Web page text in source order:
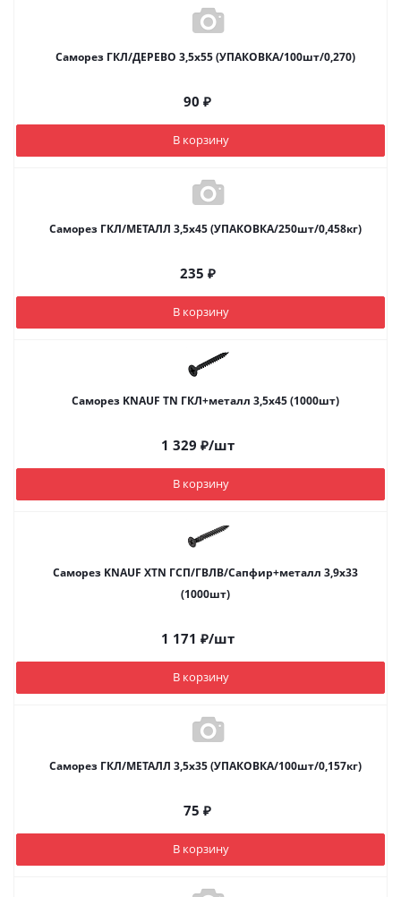
Саморез ГКЛ/ДЕРЕВО 3,5х55 (УПАКОВКА/100шт/0,270)
90 ₽
В корзину
Саморез ГКЛ/МЕТАЛЛ 3,5х45 (УПАКОВКА/250шт/0,458кг)
235 ₽
В корзину
Саморез KNAUF TN ГКЛ+металл 3,5х45 (1000шт)
1 329 ₽/шт
В корзину
Саморез KNAUF XTN ГCП/ГВЛВ/Сапфир+металл 3,9х33
(1000шт)
1 171 ₽/шт
В корзину
Саморез ГКЛ/МЕТАЛЛ 3,5х35 (УПАКОВКА/100шт/0,157кг)
75 ₽
В корзину